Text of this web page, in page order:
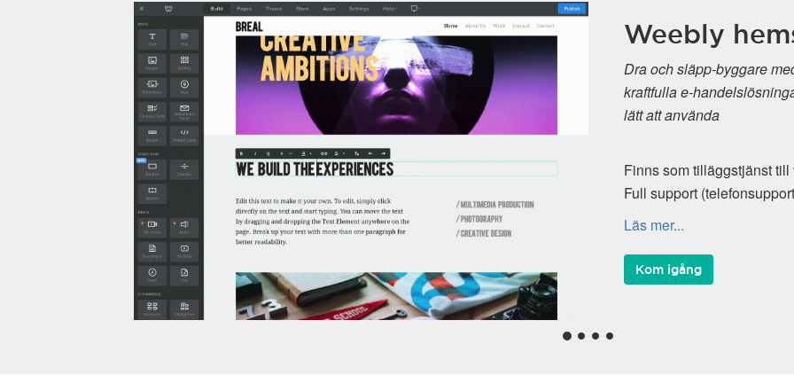
Weebly hemsidesbyggare
Dra och släpp-byggare med avancerade färdiga element och
kraftfulla e-handelslösningar Kräver inga förkunskaper, intuitiv och
lätt att använda
Finns som tilläggstjänst till våra webbhotell
Full support (telefonsupport, Kundcenter)
Kom igång